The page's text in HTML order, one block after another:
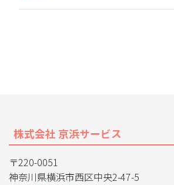
株式会社 京浜サービス
〒220-0051
神奈川県横浜市西区中央2-47-5